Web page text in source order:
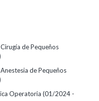
de Pequeños
de Pequeños
Operatoria (01/2024 -